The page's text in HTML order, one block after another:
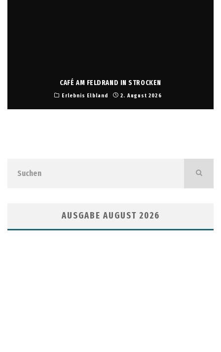
CAFÉ AM FELDRAND IN STROCKEN
Erlebnis Elbland 2. August 2026
AUSGABE AUGUST 2026